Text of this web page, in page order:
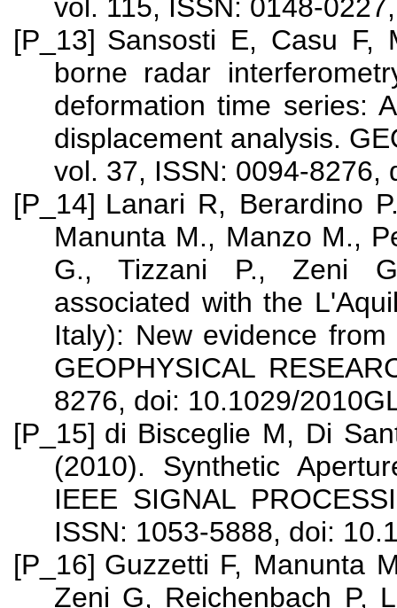
vol. 115, ISSN: 0148-
[P_13] Sansosti E, Casu F,
borne radar
deformation time series:
displacement analysis.
vol. 37, ISSN: 0094-8276,
[P_14] Lanari R, Berardino
Manunta M., Manzo M.,
G., Tizzani P., Zeni
associated with the
Italy): New evidence
GEOPHYSICAL
8276, doi: 10.1029/
[P_15] di Bisceglie M, Di
(2010). Synthetic
IEEE SIGNAL
ISSN: 1053-5888, doi:
[P_16] Guzzetti F, Manunta
Zeni G, Reichenbach P,